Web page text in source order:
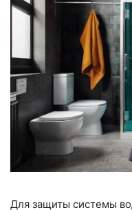
Для защиты системы